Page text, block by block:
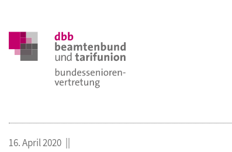
16. April 2020